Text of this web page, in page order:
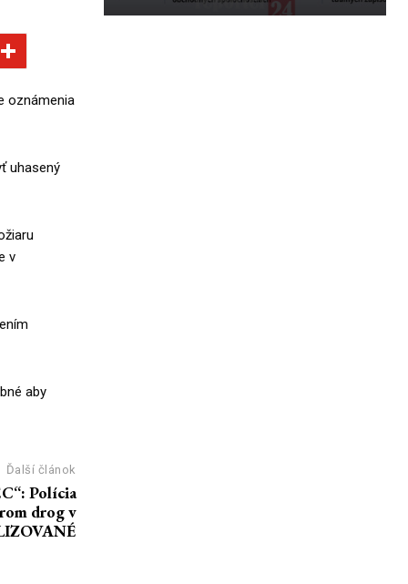
oznámenia
uhasený
v
aby
Ďalší článok
Polícia
drog v